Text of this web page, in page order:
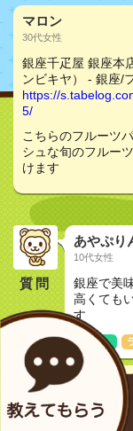
マロン
30代女性
銀座千疋屋 銀座本
ンビキヤ） - 銀座/
https://
5/
こちらのフルーツ
シュな旬のフルー
けます
質問
あやぷり
10代女性
銀座で美
高くても
す
友達と
akane
銀座千疋屋 銀座本